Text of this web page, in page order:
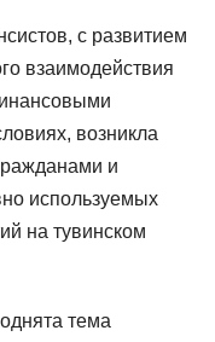
с развитием
взаимодействия
возникла
и
используемых
на тувинском
тема